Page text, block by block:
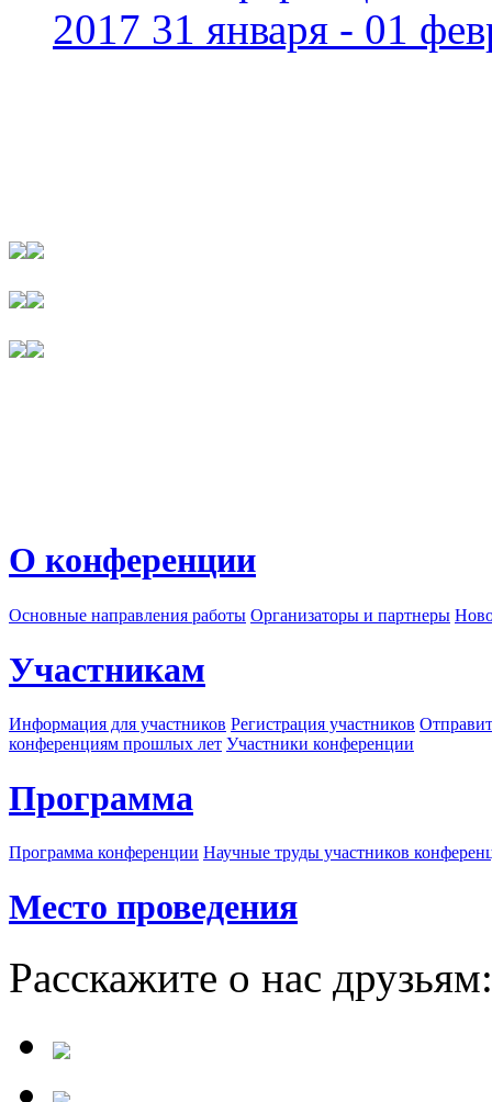
2017 31 января - 01
О конференции
Основные направления работы Организаторы и партнеры
Участникам
Информация для участников Регистрация участников
конференциям прошлых лет Участники конференции
Программа
Программа конференции Научные труды участников
Место проведения
Расскажите о нас друзьям: